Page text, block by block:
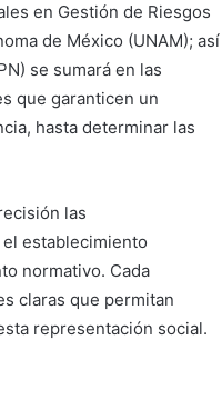
en Gestión de Riesgos
de México (UNAM); así
se sumará en las
que garanticen un
hasta determinar las
las
establecimiento
normativo. Cada
claras que permitan
representación social.